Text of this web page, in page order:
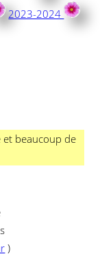
2023-2024
et beaucoup de
)